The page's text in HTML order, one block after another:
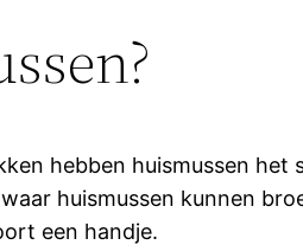
hebben huismussen het
huismussen kunnen
een handje.